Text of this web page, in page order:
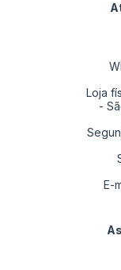
Loja
-
E-